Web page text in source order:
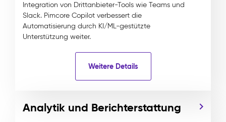
Integration von Drittanbieter-Tools wie Teams und
Slack. Pimcore Copilot verbessert die
Automatisierung durch KI/ML-gestützte
Unterstützung weiter.
Weitere Details
Analytik und Berichterstattung